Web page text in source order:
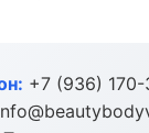
+7 (936)